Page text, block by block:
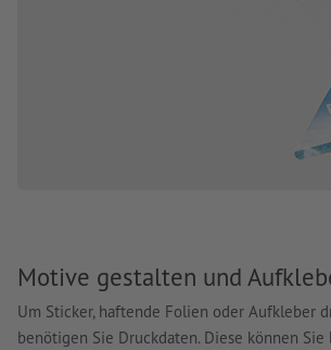
Motive gestalten und
Um Sticker, haftende Folien oder Aufkleber
benötigen Sie Druckdaten. Diese können